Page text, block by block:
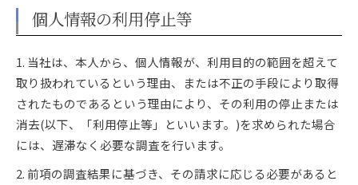
個人情報の利用停止等
1. 当社は、本人から、個人情報が、利用目的の範囲を超えて
取り扱われているという理由、または不正の手段により取得
されたものであるという理由により、その利用の停止または
消去(以下、「利用停止等」といいます。)を求められた場合
には、遅滞なく必要な調査を行います。
2. 前項の調査結果に基づき、その請求に応じる必要があると